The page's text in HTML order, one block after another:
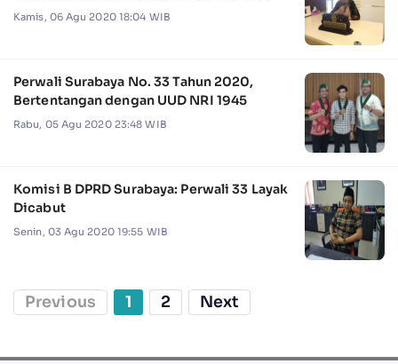
Kamis, 06 Agu 2020 18:04 WIB
Perwali Surabaya No. 33 Tahun 2020,
Bertentangan dengan UUD NRI 1945
Rabu, 05 Agu 2020 23:48 WIB
Komisi B DPRD Surabaya: Perwali 33 Layak
Dicabut
Senin, 03 Agu 2020 19:55 WIB
Previous 1 2 Next